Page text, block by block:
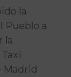
la
Pueblo a
la
Madrid